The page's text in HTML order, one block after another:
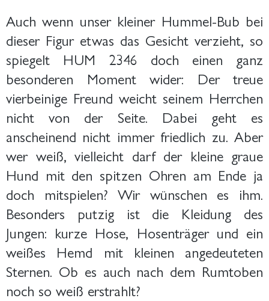
Auch wenn unser kleiner Hummel-Bub bei
dieser Figur etwas das Gesicht verzieht, so
spiegelt HUM 2346 doch einen ganz
besonderen Moment wider: Der treue
vierbeinige Freund weicht seinem Herrchen
nicht von der Seite. Dabei geht es
anscheinend nicht immer friedlich zu. Aber
wer weiß, vielleicht darf der kleine graue
Hund mit den spitzen Ohren am Ende ja
doch mitspielen? Wir wünschen es ihm.
Besonders putzig ist die Kleidung des
Jungen: kurze Hose, Hosenträger und ein
weißes Hemd mit kleinen angedeuteten
Sternen. Ob es auch nach dem Rumtoben
noch so weiß erstrahlt?